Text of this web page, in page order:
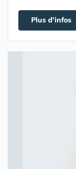
Plus d'infos